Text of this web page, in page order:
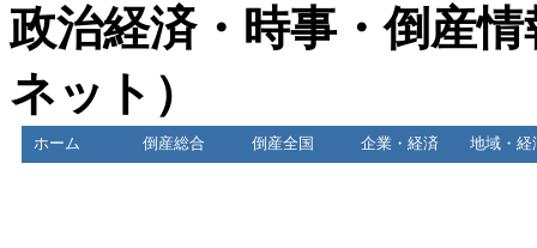
政治経済・時事・倒産
ネット）
ホーム 倒産総合 倒産全国 企業・経済 地域・経